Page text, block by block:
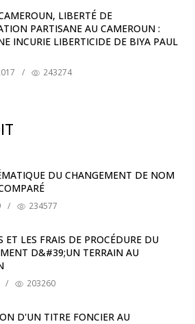
LIBERTÉ DE
PARTISANE AU CAMEROUN :
INCURIE LIBERTICIDE DE BIYA PAUL
/ 243274
DU CHANGEMENT DE NOM
/ 234577
ET LES FRAIS DE PROCÉDURE DU
D&#39;UN TERRAIN AU
/ 203260
D'UN TITRE FONCIER AU